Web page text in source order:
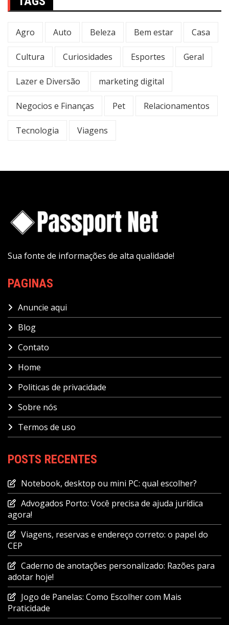
Agro Auto Beleza Bem estar Casa
Cultura Curiosidades Esportes Geral
Lazer e Diversão marketing digital
Negocios e Finanças Pet Relacionamentos
Tecnologia Viagens
Sua fonte de informações de alta qualidade!
PAGINAS
Anuncie aqui
Blog
Contato
Home
Politicas de privacidade
Sobre nós
Termos de uso
POSTS RECENTES
Notebook, desktop ou mini PC: qual escolher?
Advogados Porto: Você precisa de ajuda jurídica
agora!
Viagens, reservas e endereço correto: o papel do
CEP
Caderno de anotações personalizado: Razões para
adotar hoje!
Jogo de Panelas: Como Escolher com Mais
Praticidade